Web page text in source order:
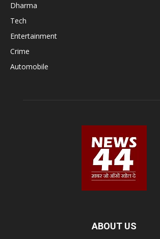
Dharma
Tech
Entertainment
Crime
Automobile
ABOUT US